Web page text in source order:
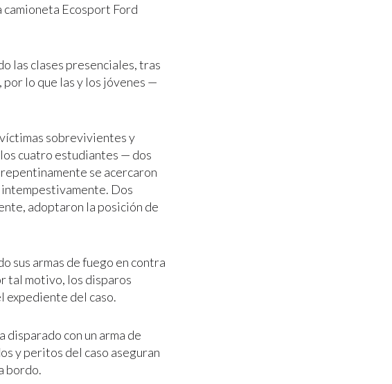
camioneta Ecosport Ford
las clases presenciales, tras
lo que las y los jóvenes —
sobrevivientes y
cuatro estudiantes — dos
se acercaron
Dos
adoptaron la posición de
sus armas de fuego en contra
tal motivo, los disparos
expediente del caso.
disparado con un arma de
y peritos del caso aseguran
bordo.